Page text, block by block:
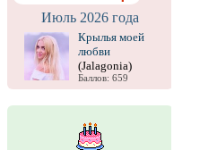
Июль 2026 года
Крылья моей
любви
(Jalagonia)
Баллов: 659